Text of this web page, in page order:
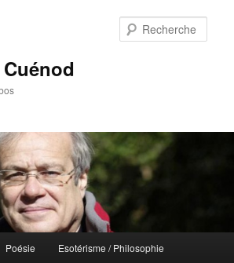
Poésie Esotérisme / Philosophie